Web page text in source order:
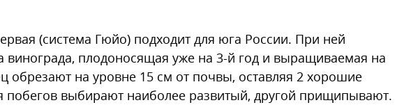
(система Гюйо) подходит для юга России. При ней
плодоносящая уже на 3-й год и выращиваемая на
обрезают на уровне 15 см от почвы, оставляя 2 хорошие
побегов выбирают наиболее развитый, другой прищипывают.